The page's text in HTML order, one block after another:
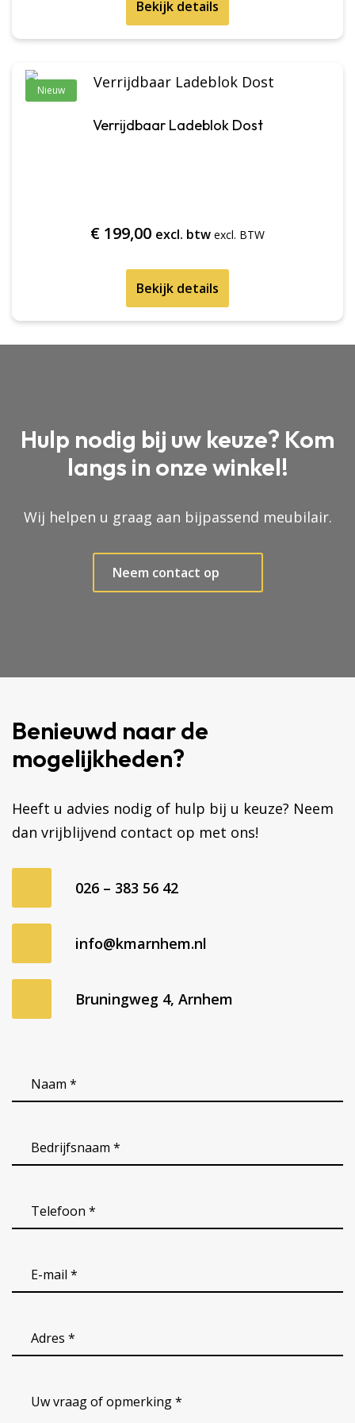
Bekijk details
Verrijdbaar Ladeblok Dost
Nieuw
€ 199,00 excl. btw
Bekijk details
Hulp nodig bij uw keuze? Kom
langs in onze winkel!
Wij helpen u graag aan bijpassend meubilair.
Neem contact op
Benieuwd naar de
mogelijkheden?
Heeft u advies nodig of hulp bij u keuze? Neem
dan vrijblijvend contact op met ons!
026 – 383 56 42
info@kmarnhem.nl
Bruningweg 4, Arnhem
Naam
*
Bedrijfsnaam(Vereist)
Telefoon
*
email(Vereist)
Adres(Vereist)